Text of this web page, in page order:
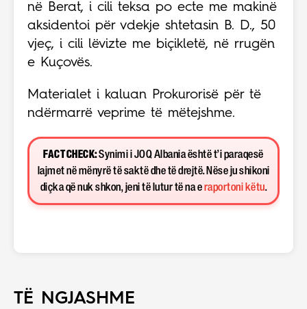
në Berat, i cili teksa po ecte me makinë
aksidentoi për vdekje shtetasin B. D., 50
vjeç, i cili lëvizte me biçikletë, në rrugën
e Kuçovës.
Materialet i kaluan Prokurorisë për të
ndërmarrë veprime të mëtejshme.
FACT CHECK:Synimi i JOQ Albania është t’i paraqesë
lajmet në mënyrë të saktë dhe të drejtë. Nëse ju shikoni
diçka që nuk shkon, jeni të lutur të na e raportoni këtu.
TË NGJASHME